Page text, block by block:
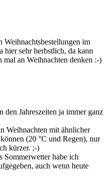
Weihnachtsbestellungen im
sehr herbstlich, da kann
mal an Weihnachten denken :-)
den Jahreszeiten ja immer ganz
Weihnachten mit ähnlicher
(20 °C und Regen), nur
kürzer. ;-)
habe ich
auch wenn heute